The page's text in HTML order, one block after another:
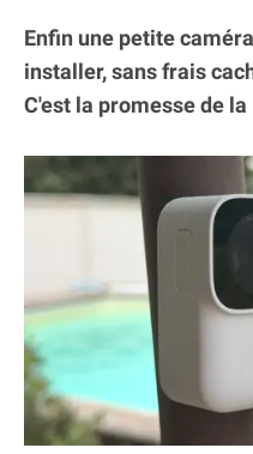
Enfin une petite
installer, sans frais
C'est la promesse de